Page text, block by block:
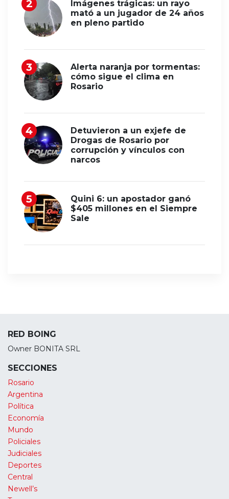
Imágenes trágicas: un rayo
mató a un jugador de 24 años
en pleno partido
Alerta naranja por tormentas:
cómo sigue el clima en
Rosario
Detuvieron a un exjefe de
Drogas de Rosario por
corrupción y vínculos con
narcos
Quini 6: un apostador ganó
$405 millones en el Siempre
Sale
RED BOING
Owner BONITA SRL
SECCIONES
Rosario
Argentina
Política
Economía
Mundo
Policiales
Judiciales
Deportes
Central
Newell’s